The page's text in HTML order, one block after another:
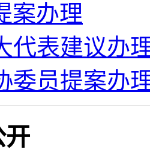
案办理
代表建议办
委员提案办
开